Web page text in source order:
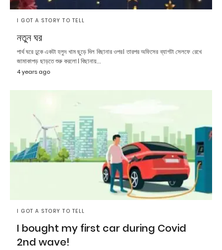
I GOT A STORY TO TELL
নতুন ঘর
পার্থ ঘরে ঢুকে একটা হলুদ খাম ছুড়ে দিল বিছানার ওপর। তারপর অফিসের ব্যাগটা সেলফে রেখে
জামাকাপড় ছাড়তে শুরু করলো। বিছানায়…
4 years ago
I GOT A STORY TO TELL
I bought my first car during Covid
2nd wave!